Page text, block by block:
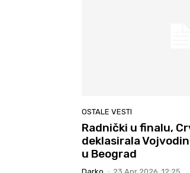
OSTALE VESTI
Radnički u finalu,
deklasirala
u Beograd